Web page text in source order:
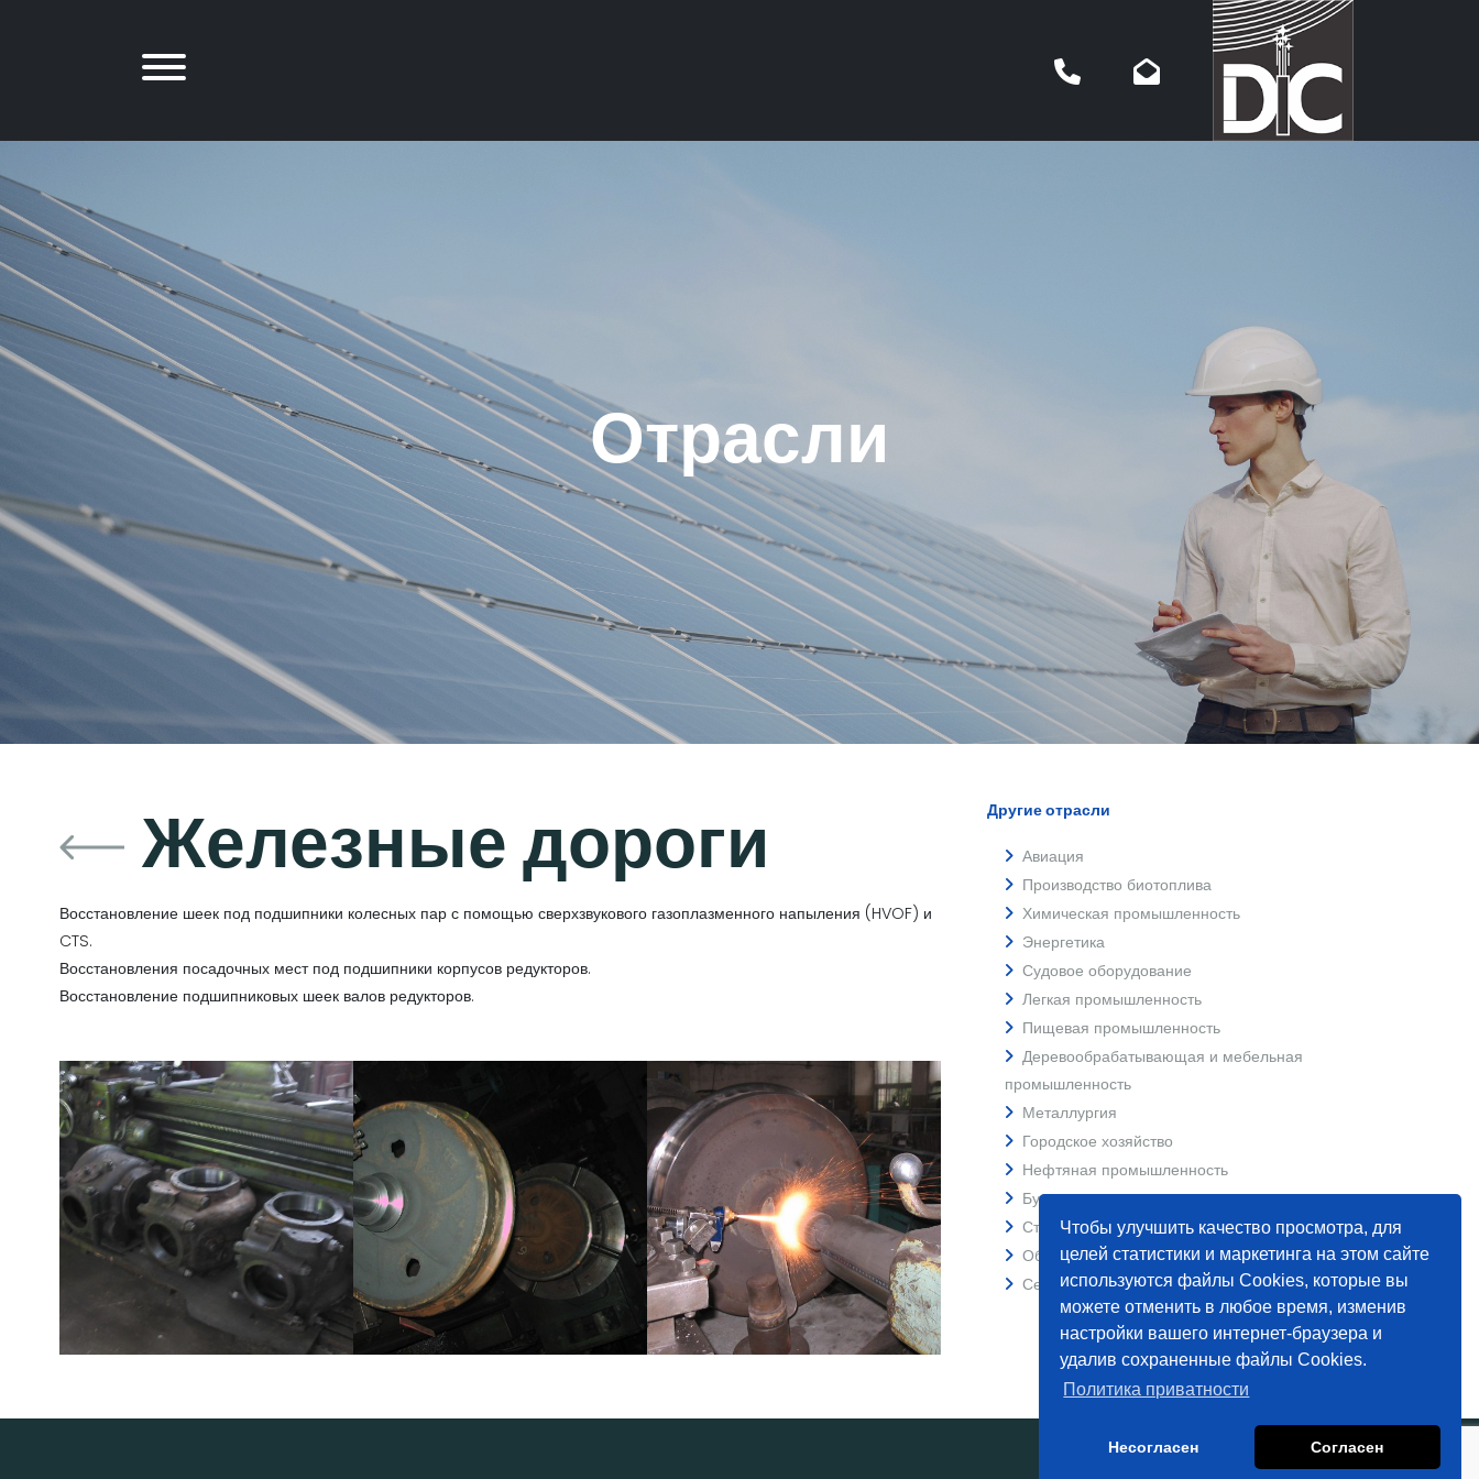
Чтобы улучшить качество просмотра, для
целей статистики и маркетинга на этом сайте
используются файлы Cookies, которые вы
можете отменить в любое время, изменив
настройки вашего интернет-браузера и
удалив сохраненные файлы Cookies.
Политика приватности
Несогласен Согласен
Отрасли
Железные дороги
Восстановление шеек под подшипники колесных пар с помощью сверхзвукового газоплазменного напыления (HVOF) и
CTS.
Восстановления посадочных мест под подшипники корпусов редукторов.
Восстановление подшипниковых шеек валов редукторов.
Другие отрасли
Авиация
Производство биотоплива
Химическая промышленность
Энергетика
Судовое оборудование
Легкая промышленность
Пищевая промышленность
Деревообрабатывающая и мебельная
промышленность
Металлургия
Городское хозяйство
Нефтяная промышленность
Бумажная промышленность
Строительство и карьерных машини
Оборудование для полиграфии
Сельское хозяйство